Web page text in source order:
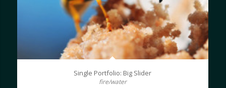
Single Portfolio: Big Slider
fire/water